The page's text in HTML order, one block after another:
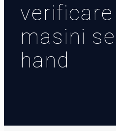
verificare
masini
hand